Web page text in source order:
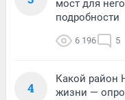
мост для
подробности
6 196 5
4
Какой район
жизни —